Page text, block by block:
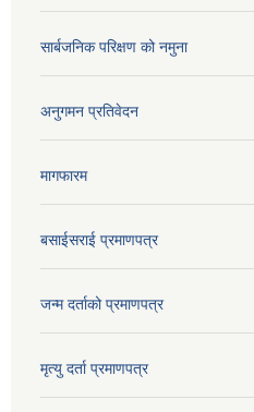
सार्बजनिक परिक्षण को नमुना
अनुगमन प्रतिवेदन
मागफारम
बसाईसराई प्रमाणपत्र
जन्म दर्ताको प्रमाणपत्र
मृत्यु दर्ता प्रमाणपत्र